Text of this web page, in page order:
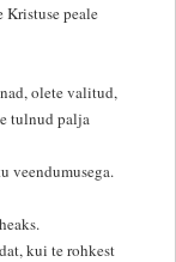
Kristuse peale
olete valitud,
tulnud palja
veendumusega.
kui te rohkest